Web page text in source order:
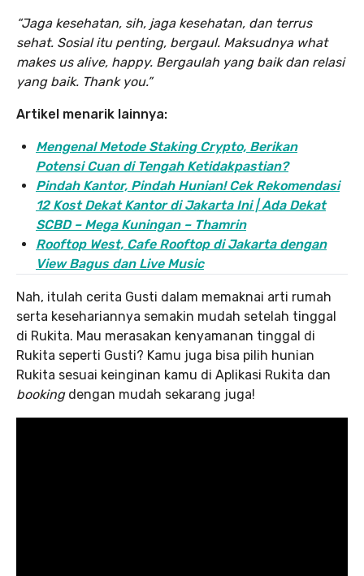
“Jaga kesehatan, sih, jaga kesehatan, dan terrus
sehat. Sosial itu penting, bergaul. Maksudnya what
makes us alive, happy. Bergaulah yang baik dan relasi
yang baik. Thank you.”
Artikel menarik lainnya:
Mengenal Metode Staking Crypto, Berikan
Potensi Cuan di Tengah Ketidakpastian?
Pindah Kantor, Pindah Hunian! Cek Rekomendasi
12 Kost Dekat Kantor di Jakarta Ini | Ada Dekat
SCBD – Mega Kuningan – Thamrin
Rooftop West, Cafe Rooftop di Jakarta dengan
View Bagus dan Live Music
Nah, itulah cerita Gusti dalam memaknai arti rumah
serta kesehariannya semakin mudah setelah tinggal
di Rukita. Mau merasakan kenyamanan tinggal di
Rukita seperti Gusti? Kamu juga bisa pilih hunian
Rukita sesuai keinginan kamu di Aplikasi Rukita dan
booking dengan mudah sekarang juga!